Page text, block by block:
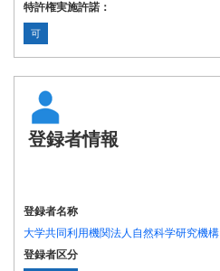
特許権実施許諾：
可
登録者情報
登録者名称
大学共同利用機関法人自然科学研究機構
登録者区分